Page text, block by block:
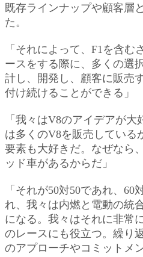
既存ラインナップや顧客層
た。
「それによって、F1を含む
ースをする際に、多くの選
計し、開発し、顧客に販売
付け続けることができる」
「我々はV8のアイデアが
は多くのV8を販売している
要素も大好きだ。なぜなら
ッド車があるからだ」
「それが50対50であれ、60
れ、我々は内燃と電動の統
になる。我々はそれに非常
のレースにも役立つ。繰り
のアプローチやコミットメ